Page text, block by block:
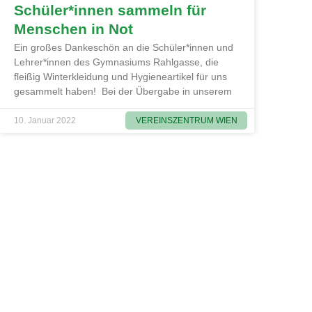
VEREINSZENTRUM WIEN
Schüler*innen sammeln für
Menschen in Not
Ein großes Dankeschön an die Schüler*innen und
Lehrer*innen des Gymnasiums Rahlgasse, die
fleißig Winterkleidung und Hygieneartikel für uns
gesammelt haben! Bei der Übergabe in unserem
10. Januar 2022